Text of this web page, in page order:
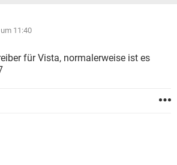
11:40
für Vista, normalerweise ist es